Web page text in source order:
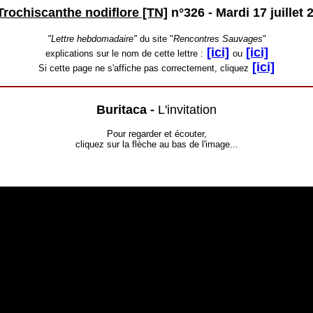
nodiflore [TN] n°326 - Mardi 17 juillet
"Lettre hebdomadaire" du site "Rencontres Sauvages"
explications sur le nom de cette lettre : [ici] ou [ici]
Si cette page ne s'affiche pas correctement, cliquez [ici]
Buritaca - L'invitation
Pour regarder et écouter,
cliquez sur la flèche au bas de l'image...